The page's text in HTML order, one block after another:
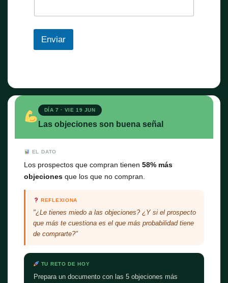
Enviar
DÍA 7 · VIE 19 JUN
Las objeciones son buena señal
EL DATO
Los prospectos que compran tienen58% más
objeciones que los que no compran.
REFLEXIONA
"¿Le tienes miedo a las objeciones? ¿Y si el prospecto
que más te cuestiona es el que más probabilidad tiene
de comprarte?"
TU RETO DE HOY
Prepara un documento con las 5 objeciones más